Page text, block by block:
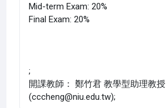
Mid-term Exam: 20%
Final Exam: 20%
;
開課教師： 鄭竹君 教學型助理教授
(cccheng@niu.edu.tw);